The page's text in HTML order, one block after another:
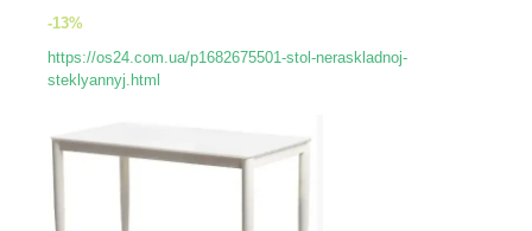
-13%
https://os24.com.ua/p1682675501-stol-neraskladnoj-
steklyannyj.html